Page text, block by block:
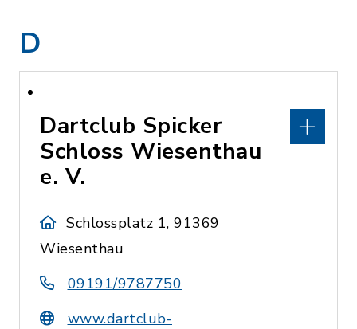
D
Dartclub Spicker
Schloss Wiesenthau
e. V.
Schlossplatz 1, 91369
Wiesenthau
09191/9787750
www.dartclub-